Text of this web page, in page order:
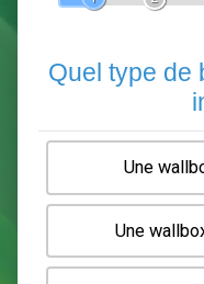
En 5 minutes,
Gratuit, sans
2
Quel type